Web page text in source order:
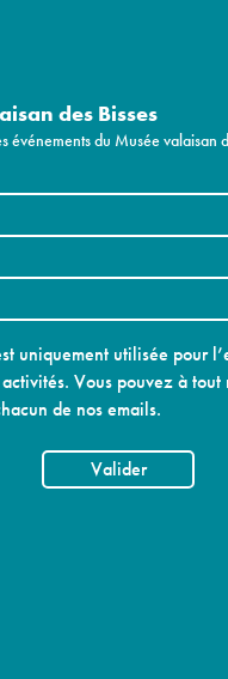
des Bisses
événements du Musée valaisan
uniquement utilisée pour
Vous pouvez à
de nos emails.